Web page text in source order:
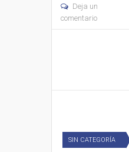
Deja un
comentario
SIN CATEGORÍA